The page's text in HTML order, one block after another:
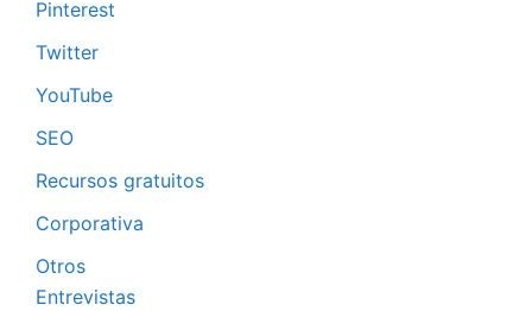
Pinterest
Twitter
YouTube
SEO
Recursos gratuitos
Corporativa
Otros
Entrevistas